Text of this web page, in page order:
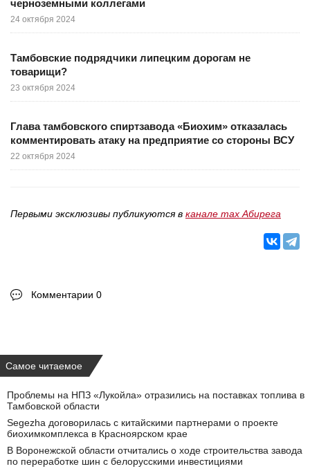
черноземными коллегами
24 октября 2024
Тамбовские подрядчики липецким дорогам не
товарищи?
23 октября 2024
Глава тамбовского спиртзавода «Биохим» отказалась
комментировать атаку на предприятие со стороны ВСУ
22 октября 2024
Первыми эксклюзивы публикуются в канале max Абирега
Комментарии 0
Самое читаемое
Проблемы на НПЗ «Лукойла» отразились на поставках топлива в
Тамбовской области
Segezha договорилась с китайскими партнерами о проекте
биохимкомплекса в Красноярском крае
В Воронежской области отчитались о ходе строительства завода
по переработке шин с белорусскими инвестициями